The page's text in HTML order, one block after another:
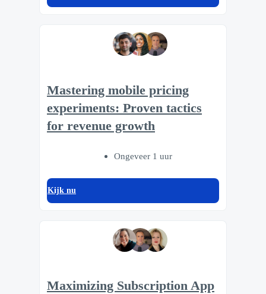
Mastering mobile pricing
experiments: Proven tactics
for revenue growth
Ongeveer 1 uur
Kijk nu
Maximizing Subscription App